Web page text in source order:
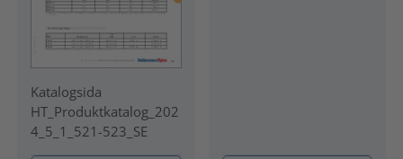
Katalogsida
HT_Produktkatalog_202
4_5_1_521-523_SE